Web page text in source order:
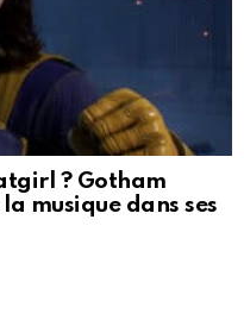
? Gotham
musique dans ses